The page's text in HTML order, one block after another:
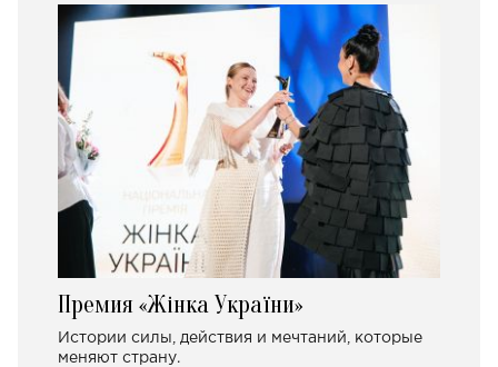
Премия «Жінка України»
Истории силы, действия и мечтаний, которые
меняют страну.